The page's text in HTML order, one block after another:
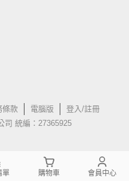
條款 電腦版
登入/註冊
司 統編：27365925
單 購物車 會員中心